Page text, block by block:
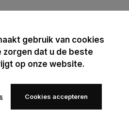
gebruik van cookies
zorgen dat u de beste
op onze website.
Cookies accepteren